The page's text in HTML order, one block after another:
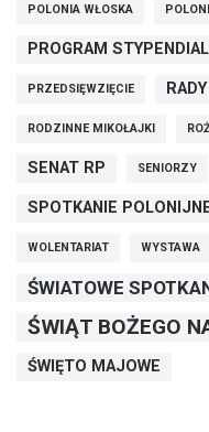
POLONIA WŁOSKA
PROGRAM
PRZEDSIĘWZIĘCIE
RODZINNE MIKOŁAJKI
SENAT RP SENIORZY
SPOTKANIE
WOLENTARIAT WYSTAWA
ŚWIATOWE
ŚWIĄT BOŻEGO
ŚWIĘTO MAJOWE